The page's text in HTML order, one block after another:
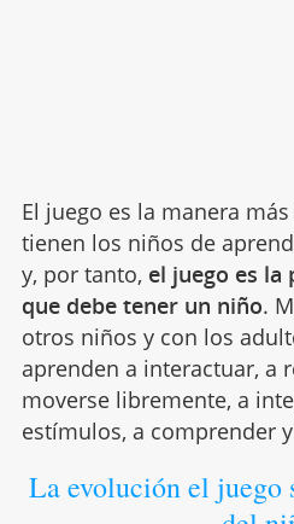
El juego es la manera
tienen los niños de
y, por tanto, el juego es
que debe tener un niño.
otros niños y con los
aprenden a interactuar, a
moverse libremente, a
estímulos, a comprender y
La evolución el juego